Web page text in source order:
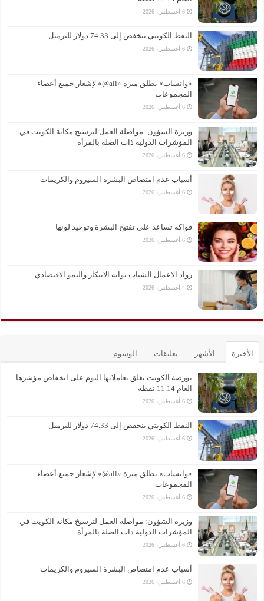
6 أغسطس، 2026
النفط الكويتي ينخفض إلى 74.33 دولار للبرميل
6 أغسطس، 2026
«واتساب» يطلق ميزة «all@» لإشعار جميع أعضاء
المجموعات
6 أغسطس، 2026
وزيرة الشؤون: مواصلة العمل لترسيخ مكانة الكويت في
المؤشرات الدولية ذات الصلة بالمرأة
6 أغسطس، 2026
أسباب عدم امتصاص البشرة السيروم والكريمات
6 أغسطس، 2026
فواكه تساعد على تفتيح البشرة وتوحيد لونها
6 أغسطس، 2026
رواد الاعمال الشباب بوابه الابتكار والنمو الاقتصادي
4 أغسطس، 2026
الأخيرة الأشهر تعليقات الوسوم
بورصة الكويت تغلق تعاملاتها اليوم على انخفاض مؤشرها
العام 11.14 نقطة
6 أغسطس، 2026
النفط الكويتي ينخفض إلى 74.33 دولار للبرميل
6 أغسطس، 2026
«واتساب» يطلق ميزة «all@» لإشعار جميع أعضاء
المجموعات
6 أغسطس، 2026
وزيرة الشؤون: مواصلة العمل لترسيخ مكانة الكويت في
المؤشرات الدولية ذات الصلة بالمرأة
6 أغسطس، 2026
أسباب عدم امتصاص البشرة السيروم والكريمات
6 أغسطس، 2026